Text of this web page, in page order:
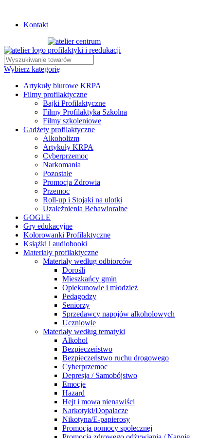
Kontakt
Wybierz kategorię
Artykuły biurowe KRPA
Filmy profilaktyczne
Bajki Profilaktyczne
Filmy Profilaktyka Szkolna
Filmy szkoleniowe
Gadżety profilaktyczne
Alkoholizm
Artykuły KRPA
Cyberprzemoc
Narkomania
Pozostałe
Promocja Zdrowia
Przemoc
Roll-up i Stojaki na ulotki
Uzależnienia Behawioralne
GOGLE
Gry edukacyjne
Kolorowanki Profilaktyczne
Książki i audiobooki
Materiały profilaktyczne
Materiały według odbiorców
Dorośli
Mieszkańcy gmin
Opiekunowie i młodzież
Pedagodzy
Seniorzy
Sprzedawcy napojów alkoholowych
Uczniowie
Materiały według tematyki
Alkohol
Bezpieczeństwo
Bezpieczeństwo ruchu drogowego
Cyberprzemoc
Depresja / Samobójstwo
Emocje
Hazard
Hejt i mowa nienawiści
Narkotyki/Dopalacze
Nikotyna/E-papierosy
Promocja pomocy społecznej